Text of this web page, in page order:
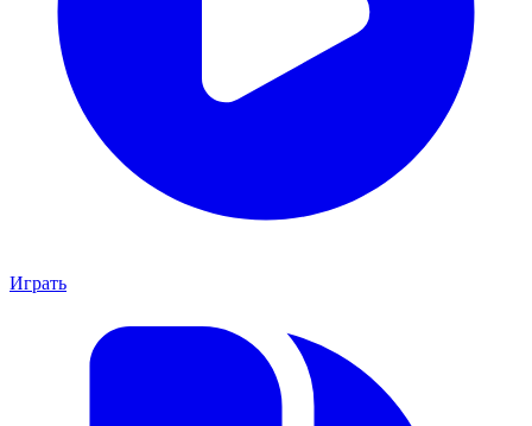
Играть